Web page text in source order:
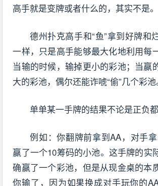
高手就是变牌或者什么的，其实不是。
德州扑克高手和“鱼”拿到好牌和
一样，只是高手能够最大化地利用每
当输的时候，输掉更小的彩池；当赢
大的彩池，偶尔还能诈唬“偷”几个彩池
单单某一手牌的结果不论是正负
例如：你翻牌前拿到AA，对手
赢了一个10筹码的小池。这手牌的实
确赢了一个彩池，但是从现金桌的本
你输了，因为如果换成对手玩你的